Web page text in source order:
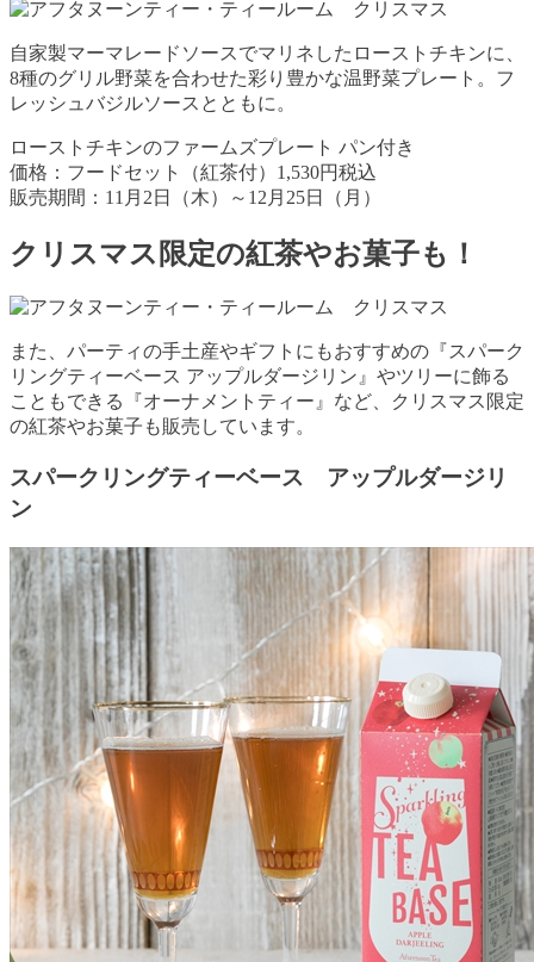
自家製マーマレードソースでマリネしたローストチキンに、
8種のグリル野菜を合わせた彩り豊かな温野菜プレート。フ
レッシュバジルソースとともに。
ローストチキンのファームズプレート パン付き
価格：フードセット（紅茶付）1,530円税込
販売期間：11月2日（木）～12月25日（月）
クリスマス限定の紅茶やお菓子も！
また、パーティの手土産やギフトにもおすすめの『スパーク
リングティーベース アップルダージリン』やツリーに飾る
こともできる『オーナメントティー』など、クリスマス限定
の紅茶やお菓子も販売しています。
スパークリングティーベース アップルダージリ
ン